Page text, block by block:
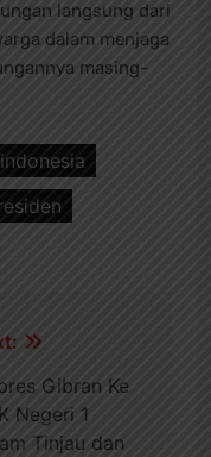
langsung dari
dalam menjaga
masing-
indonesia
Gibran Ke
Negeri 1
Tinjau dan